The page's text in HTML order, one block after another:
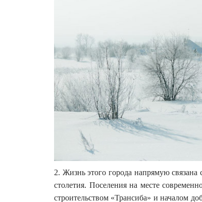
2. Жизнь этого города напрямую
столетия. Поселения на месте
строительством «Трансиба» и началом